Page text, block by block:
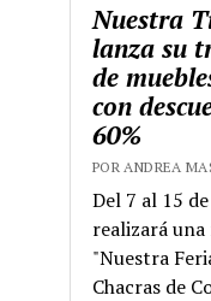
Nuestra
lanza su
de
con
60%
POR ANDREA
Del 7 al 15
realizará una
"Nuestra
Chacras de